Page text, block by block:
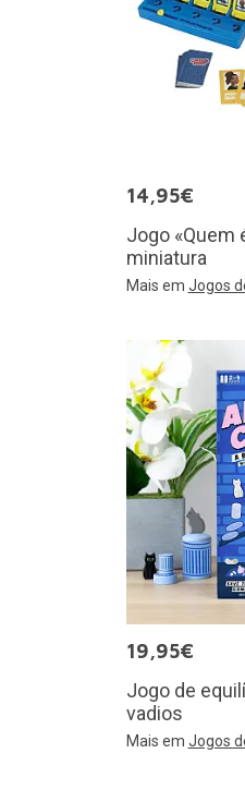
14,95€
Jogo «Quem
miniatura
Mais em Jogos
19,95€
Jogo de
vadios
Mais em Jogos